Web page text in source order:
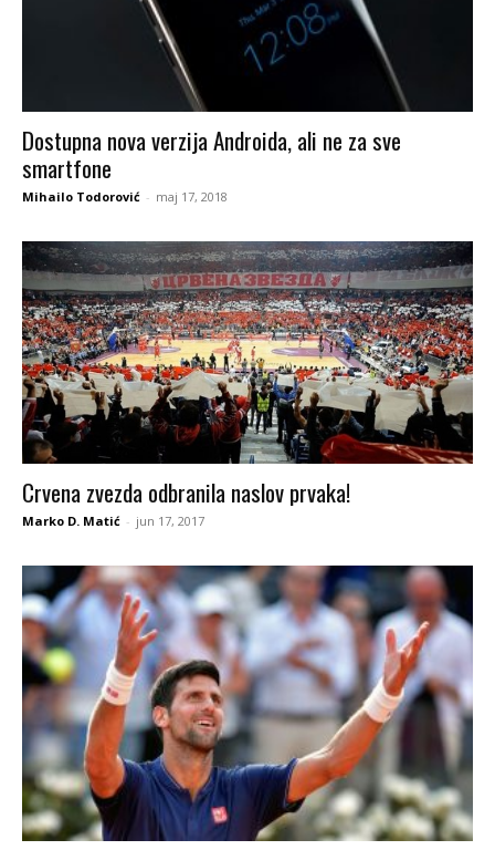
Dostupna nova verzija Androida, ali ne za sve
smartfone
Mihailo Todorović - maj 17, 2018
Crvena zvezda odbranila naslov prvaka!
Marko D. Matić - jun 17, 2017